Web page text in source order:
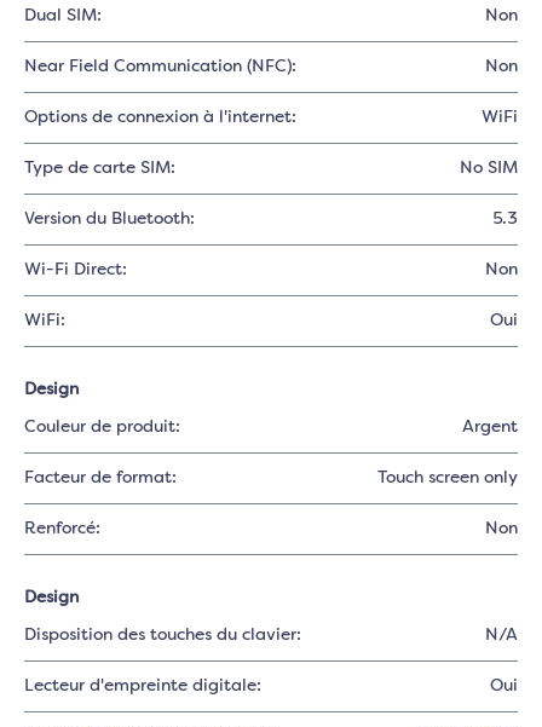
Dual SIM: Non
Near Field Communication (NFC): Non
Options de connexion à l'internet: WiFi
Type de carte SIM: No SIM
Version du Bluetooth: 5.3
Wi-Fi Direct: Non
WiFi: Oui
Design
Couleur de produit: Argent
Facteur de format: Touch screen only
Renforcé: Non
Design
Disposition des touches du clavier: N/A
Lecteur d'empreinte digitale: Oui